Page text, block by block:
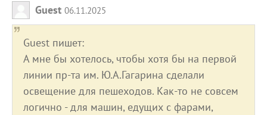
Guest 06.11.2025
Guest пишет:
А мне бы хотелось, чтобы хотя бы на первой
линии пр-та им. Ю.А.Гагарина сделали
освещение для пешеходов. Как-то не совсем
логично - для машин, едущих с фарами,